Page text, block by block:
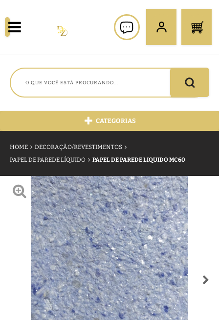
CATEGORIAS
HOME
DECORAÇÃO/REVESTIMENTOS
PAPEL DE PAREDE LÍQUIDO
PAPEL DE PAREDE LIQUIDO MC60